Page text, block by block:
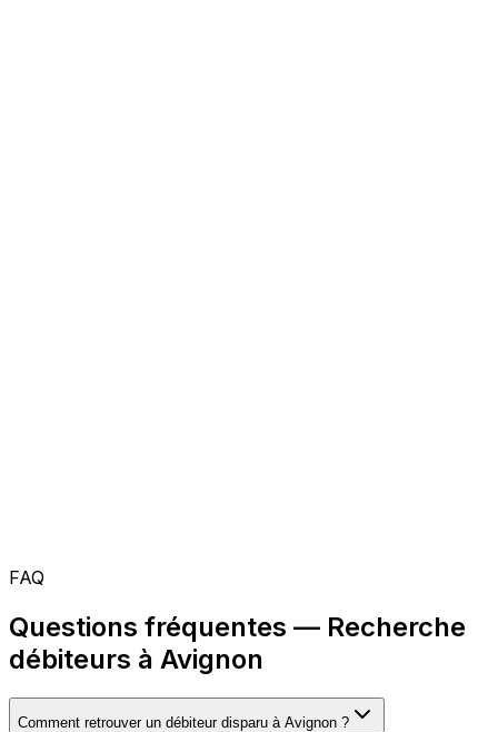
FAQ
Questions fréquentes — Recherche
débiteurs à Avignon
Comment retrouver un débiteur disparu à Avignon ?